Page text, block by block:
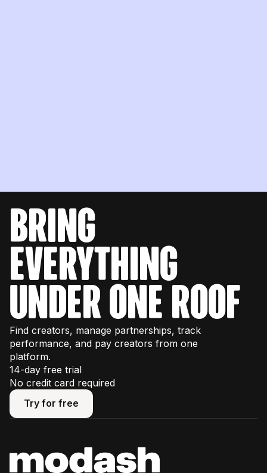
bring
everything
under one roof
Find creators, manage partnerships, track
performance, and pay creators from one
platform.
14-day free trial
No credit card required
Try for free
Try for free